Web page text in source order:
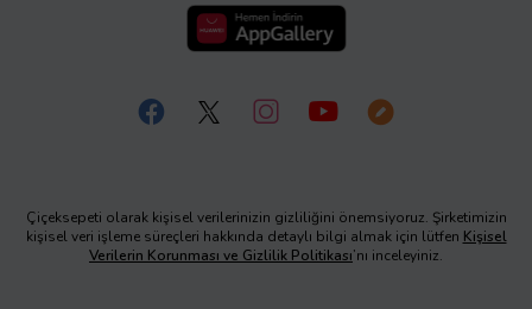
Çiçeksepeti olarak kişisel verilerinizin gizliliğini önemsiyoruz. Şirketimizin
kişisel veri işleme süreçleri hakkında detaylı bilgi almak için lütfen Kişisel
Verilerin Korunması ve Gizlilik Politikası’nı inceleyiniz.